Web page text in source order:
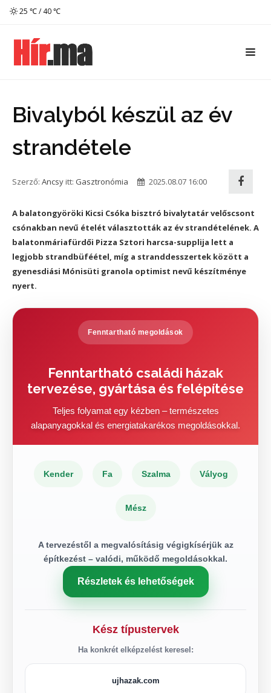
25 ℃ / 40 ℃
Bivalyból készül az év
strandétele
Szerző: Ancsy itt: Gasztronómia 2025.08.07 16:00
A balatongyöröki Kicsi Csóka bisztró bivalytatár velőscsont
csónakban nevű ételét választották az év strandételének. A
balatonmáriafürdői Pizza Sztori harcsa-supplija lett a
legjobb strandbüféétel, míg a stranddesszertek között a
gyenesdiási Mónisüti granola optimist nevű készítménye
nyert.
Fenntartható megoldások
Fenntartható családi házak
tervezése, gyártása és felépítése
Teljes folyamat egy kézben – természetes
alapanyagokkal és energiatakarékos megoldásokkal.
Kender Fa Szalma Vályog
Mész
A tervezéstől a megvalósításig végigkísérjük az
építkezést – valódi, működő megoldásokkal.
Részletek és lehetőségek
Kész típustervek
Ha konkrét elképzelést keresel:
ujhazak.com